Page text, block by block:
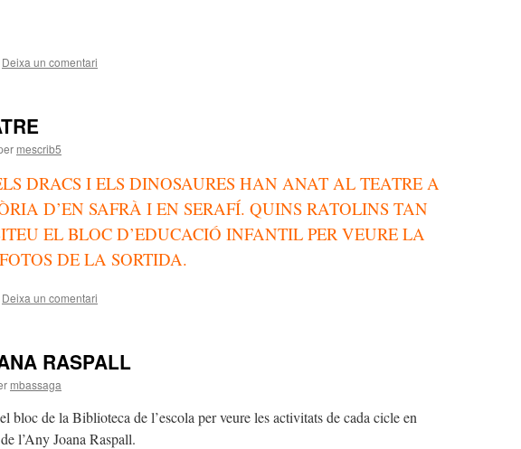
Deixa un comentari
mescrib5
DRACS I ELS DINOSAURES HAN ANAT AL TEATRE A
D’EN SAFRÀ I EN SERAFÍ. QUINS RATOLINS TAN
EL BLOC D’EDUCACIÓ INFANTIL PER VEURE LA
DE LA SORTIDA.
Deixa un comentari
RASPALL
mbassaga
bloc de la Biblioteca de l’escola per veure les activitats de cada cicle en
l’Any Joana Raspall.